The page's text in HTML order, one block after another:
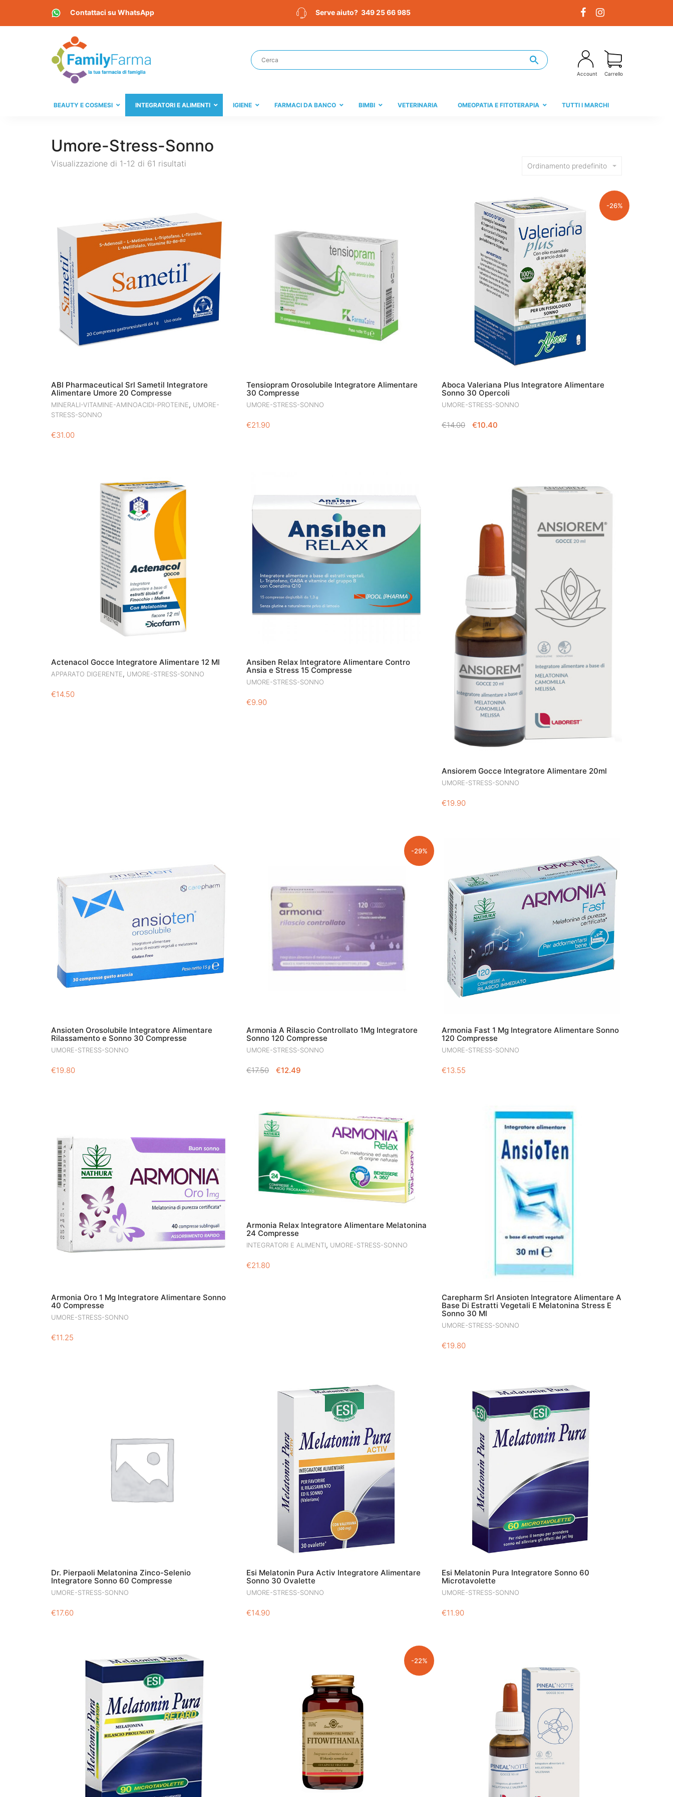
Contattaci su WhatsApp Serve aiuto? 349 25 66 985
Account Carrello
BEAUTY E COSMESI INTEGRATORI E ALIMENTI IGIENE FARMACI DA BANCO BIMBI VETERINARIA OMEOPATIA E FITOTERAPIA TUTTI I MARCHI
Umore-Stress-Sonno
Visualizzazione di 1-12 di 61 risultati Ordinamento predefinito
ABI Pharmaceutical Srl Sametil Integratore
Alimentare Umore 20 Compresse
MINERALI-VITAMINE-AMINOACIDI-PROTEINE, UMORE-
STRESS-SONNO
€31.00
Tensiopram Orosolubile Integratore Alimentare
30 Compresse
UMORE-STRESS-SONNO
€21.90
-26%
Aboca Valeriana Plus Integratore Alimentare
Sonno 30 Opercoli
UMORE-STRESS-SONNO
€14.00
IL
€10.40
Actenacol Gocce Integratore Alimentare 12 Ml
APPARATO DIGERENTE, UMORE-STRESS-SONNO
€14.50
Ansiben Relax Integratore Alimentare Contro
Ansia e Stress 15 Compresse
UMORE-STRESS-SONNO
€9.90
Ansiorem Gocce Integratore Alimentare 20ml
UMORE-STRESS-SONNO
€19.90
Ansioten Orosolubile Integratore Alimentare
Rilassamento e Sonno 30 Compresse
UMORE-STRESS-SONNO
€19.80
-29%
Armonia A Rilascio Controllato 1Mg Integratore
Sonno 120 Compresse
UMORE-STRESS-SONNO
€17.50
IL
€17.50.
€12.49
Armonia Fast 1 Mg Integratore Alimentare Sonno
120 Compresse
UMORE-STRESS-SONNO
€13.55
Armonia Oro 1 Mg Integratore Alimentare Sonno
40 Compresse
UMORE-STRESS-SONNO
€11.25
Armonia Relax Integratore Alimentare Melatonina
24 Compresse
INTEGRATORI E ALIMENTI, UMORE-STRESS-SONNO
€21.80
Carepharm Srl Ansioten Integratore Alimentare A
Base Di Estratti Vegetali E Melatonina Stress E
Sonno 30 Ml
UMORE-STRESS-SONNO
€19.80
Dr. Pierpaoli Melatonina Zinco-Selenio
Integratore Sonno 60 Compresse
UMORE-STRESS-SONNO
€17.60
Esi Melatonin Pura Activ Integratore Alimentare
Sonno 30 Ovalette
UMORE-STRESS-SONNO
€14.90
Esi Melatonin Pura Integratore Sonno 60
Microtavolette
UMORE-STRESS-SONNO
€11.90
-22%